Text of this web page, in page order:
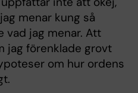
menar kung så
vad jag menar. Att
jag förenklade grovt
om hur ordens